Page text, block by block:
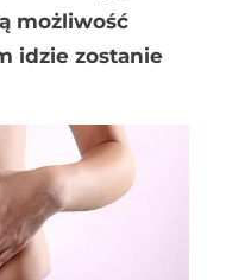
możliwość
idzie zostanie